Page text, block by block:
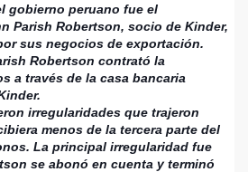
gobierno peruano fue el
Parish Robertson, socio de Kinder,
sus negocios de exportación.
Robertson contrató la
a través de la casa bancaria
irregularidades que trajeron
menos de la tercera parte del
La principal irregularidad fue
se abonó en cuenta y terminó